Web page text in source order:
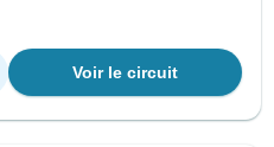
Voir le circuit